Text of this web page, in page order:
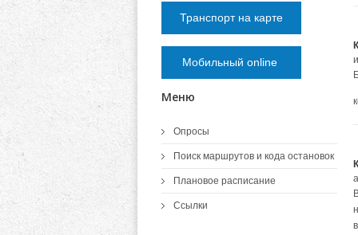
Транспорт на карте
Мобильный online
Меню
Опросы
Поиск маршрутов и кода остановок
Плановое расписание
Ссылки